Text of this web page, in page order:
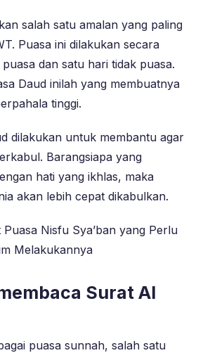
salah satu amalan yang paling
Puasa ini dilakukan secara
dan satu hari tidak puasa.
Daud inilah yang membuatnya
tinggi.
dilakukan untuk membantu agar
Barangsiapa yang
hati yang ikhlas, maka
akan lebih cepat dikabulkan.
Nisfu Sya’ban yang Perlu
Melakukannya
Surat Al
puasa sunnah, salah satu